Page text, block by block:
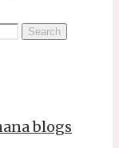
Search
blogs